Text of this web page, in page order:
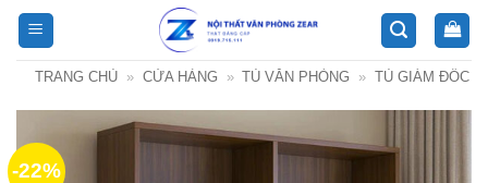
Bỏ
qua
nội
TRANG CHỦ » CỬA HÀNG » TỦ VĂN PHÒNG » TỦ GIÁM ĐỐC
-22%